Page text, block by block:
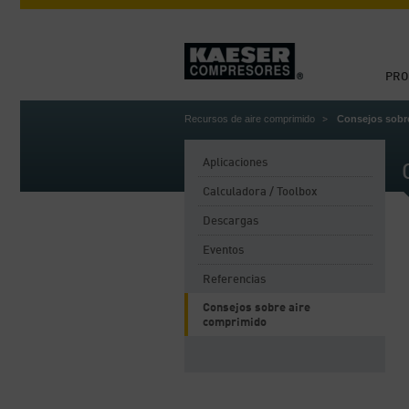
Recursos de aire comprimido Consejos
Aplicaciones
Calculadora / Toolbox
Descargas
Eventos
Referencias
Consejos sobre aire
comprimido